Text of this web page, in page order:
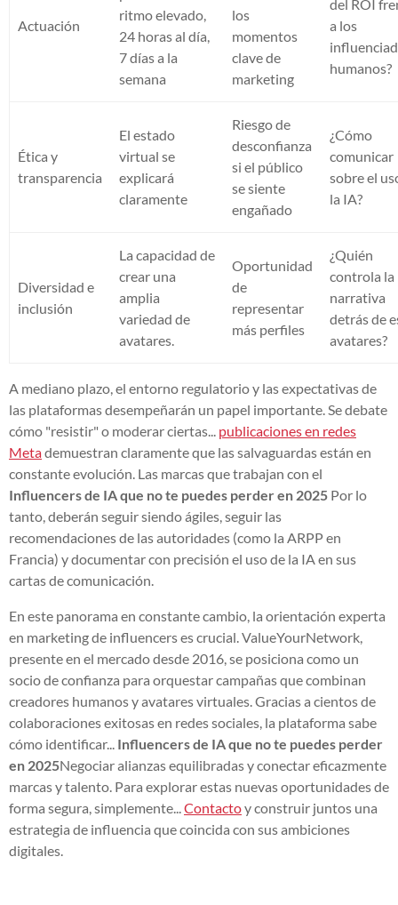
Actuación
ritmo elevado,
24 horas al día,
7 días a la
semana
los
momentos
clave de
marketing
del ROI
a los
humanos?
Ética y
transparencia
El estado
virtual se
explicará
claramente
Riesgo de
desconfianza
si el público
se siente
engañado
¿Cómo
comunicar
sobre el
la IA?
Diversidad e
inclusión
La capacidad de
crear una
amplia
variedad de
avatares.
Oportunidad
de
representar
más perfiles
¿Quién
controla la
narrativa
detrás de
avatares?
A mediano plazo, el entorno regulatorio y las expectativas de
las plataformas desempeñarán un papel importante. Se debate
cómo "resistir" o moderar ciertas... publicaciones en redes
Metademuestran claramente que las salvaguardas están en
constante evolución. Las marcas que trabajan con el
Influencers de IA que no te puedes perder en 2025 Por lo
tanto, deberán seguir siendo ágiles, seguir las
recomendaciones de las autoridades (como la ARPP en
Francia) y documentar con precisión el uso de la IA en sus
cartas de comunicación.
En este panorama en constante cambio, la orientación experta
en marketing de influencers es crucial. ValueYourNetwork,
presente en el mercado desde 2016, se posiciona como un
socio de confianza para orquestar campañas que combinan
creadores humanos y avatares virtuales. Gracias a cientos de
colaboraciones exitosas en redes sociales, la plataforma sabe
cómo identificar... Influencers de IA que no te puedes perder
en 2025Negociar alianzas equilibradas y conectar eficazmente
marcas y talento. Para explorar estas nuevas oportunidades de
forma segura, simplemente...Contactoy construir juntos una
estrategia de influencia que coincida con sus ambiciones
digitales.